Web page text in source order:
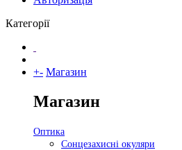
Категорії
+- Магазин
Магазин
Оптика
Сонцезахисні окуляри